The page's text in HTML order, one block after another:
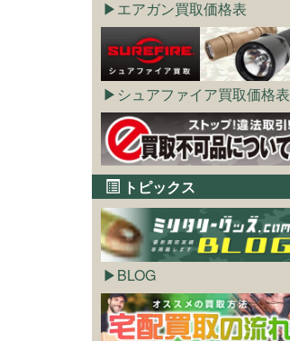
エアガン買取価格表
シュアファイア買取価格表
トピックス
BLOG